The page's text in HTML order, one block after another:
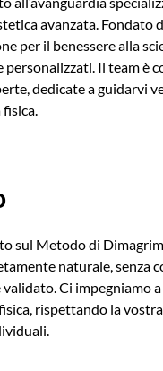
avanzata. Fondato
per il benessere alla
Il team è
dedicate a guidarvi
sul Metodo di
naturale, senza
Ci impegniamo
rispettando la